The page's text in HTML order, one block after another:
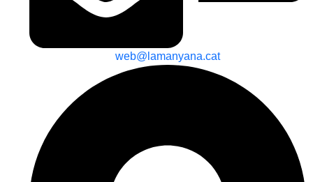
web@lamanyana.cat